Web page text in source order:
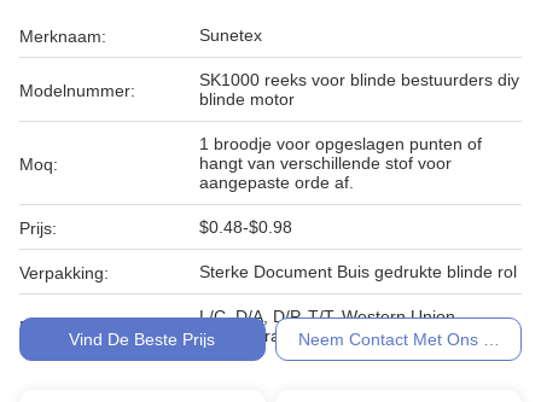
Merknaam: Sunetex
Modelnummer:
SK1000 reeks voor blinde bestuurders diy
blinde motor
Moq:
1 broodje voor opgeslagen punten of
hangt van verschillende stof voor
aangepaste orde af.
Prijs: $0.48-$0.98
Verpakking: Sterke Document Buis gedrukte blinde rol
Betalingsvoorwaarden:
L/C, D/A, D/P, T/T, Western Union,
MoneyGram
Vind De Beste Prijs Neem Contact Met Ons Op